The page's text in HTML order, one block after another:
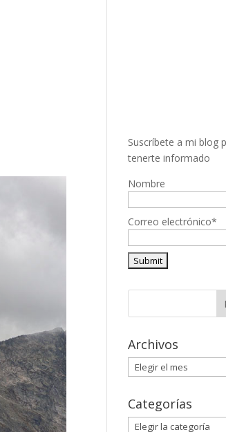
Suscríbete a mi blog
tenerte informado
Nombre
Correo electrónico*
Archivos
Archivos
Categorías
Categorías